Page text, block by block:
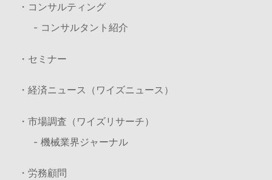
・コンサルティング
- コンサルタント紹介
・セミナー
・経済ニュース（ワイズニュース）
・市場調査（ワイズリサーチ）
- 機械業界ジャーナル
・労務顧問